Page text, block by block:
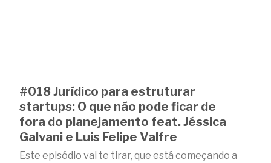
#018 Jurídico para estruturar
startups: O que não pode ficar de
fora do planejamento feat. Jéssica
Galvani e Luis Felipe Valfre
Este episódio vai te tirar, que está começando a